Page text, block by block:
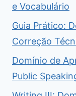
e Vocabulário
Guia Prático:
Correção
Domínio de
Public